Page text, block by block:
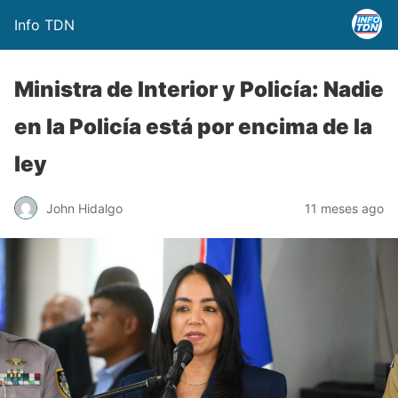
Info TDN
Ministra de Interior y Policía: Nadie
en la Policía está por encima de la
ley
John Hidalgo 11 meses ago